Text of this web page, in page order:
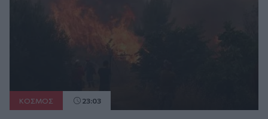
ΚΟΣΜΟΣ 23:03